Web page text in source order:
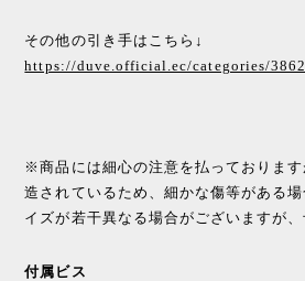
その他の引き手はこちら↓
https://duve.official.ec/categories/
※商品には細心の注意を払っておりま
造されているため、細かな傷等がある
イズが若干異なる場合がございますが、
付属ビス